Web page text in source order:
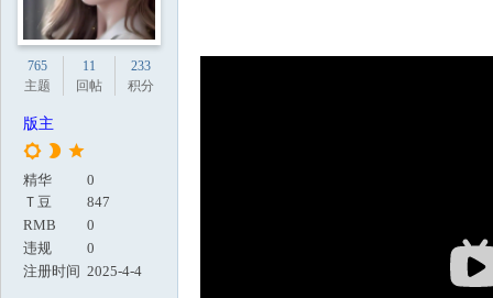
765
主题
11
回帖
233
积分
版主
精华
0
Ｔ豆
847
RMB
0
违规
0
注册时间 2025-4-4